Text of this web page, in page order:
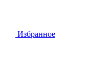
Избранное